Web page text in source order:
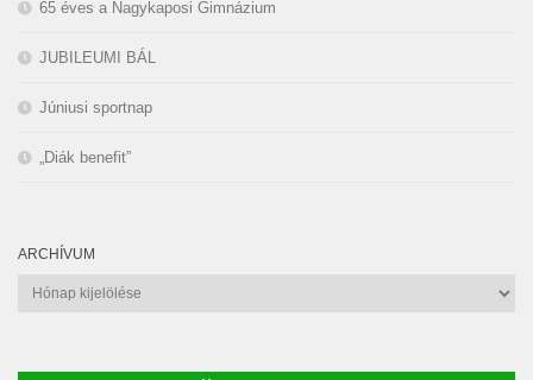
65 éves a Nagykaposi Gimnázium
JUBILEUMI BÁL
Júniusi sportnap
„Diák benefit”
ARCHÍVUM
Archívum